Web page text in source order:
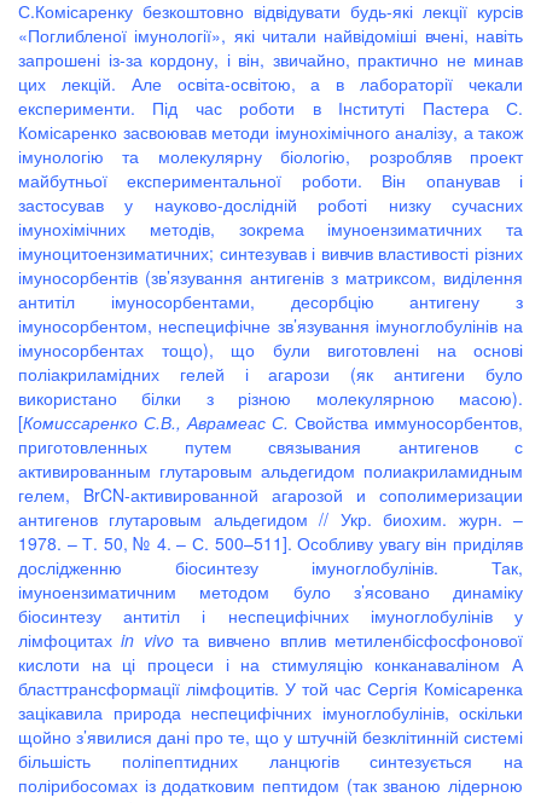
С.Комісаренку безкоштовно відвідувати будь-які лекції курсів
«Поглибленої імунології», які читали найвідоміші вчені, навіть
запрошені із-за кордону, і він, звичайно, практично не минав
цих лекцій. Але освіта-освітою, а в лабораторії чекали
експерименти. Під час роботи в Інституті Пастера С.
Комісаренко засвоював методи імунохімічного аналізу, а також
імунологію та молекулярну біологію, розробляв проект
майбутньої експериментальної роботи. Він опанував і
застосував у науково-дослідній роботі низку сучасних
імунохімічних методів, зокрема імуноензиматичних та
імуноцитоензиматичних; синтезував і вивчив властивості різних
імуносорбентів (зв’язування антигенів з матриксом, виділення
антитіл імуносорбентами, десорбцію антигену з
імуносорбентом, неспецифічне зв’язування імуноглобулінів на
імуносорбентах тощо), що були виготовлені на основі
поліакриламідних гелей і агарози (як антигени було
використано білки з різною молекулярною масою).
[Комиссаренко С.В., Аврамеас С. Свойства иммуносорбентов,
приготовленных путем связывания антигенов с
активированным глутаровым альдегидом полиакриламидным
гелем, BrCN-активированной агарозой и сополимеризации
антигенов глутаровым альдегидом // Укр. биохим. журн. –
1978. – Т. 50, № 4. – С. 500–511]. Особливу увагу він приділяв
дослідженню біосинтезу імуноглобулінів. Так,
імуноензиматичним методом було з’ясовано динаміку
біосинтезу антитіл і неспецифічних імуноглобулінів у
лімфоцитахin vivoта вивчено вплив метиленбісфосфонової
кислоти на ці процеси і на стимуляцію конканаваліном А
бласттрансформації лімфоцитів. У той час Сергія Комісаренка
зацікавила природа неспецифічних імуноглобулінів, оскільки
щойно з’явилися дані про те, що у штучній безклітинній системі
більшість поліпептидних ланцюгів синтезується на
полірибосомах із додатковим пептидом (так званою лідерною